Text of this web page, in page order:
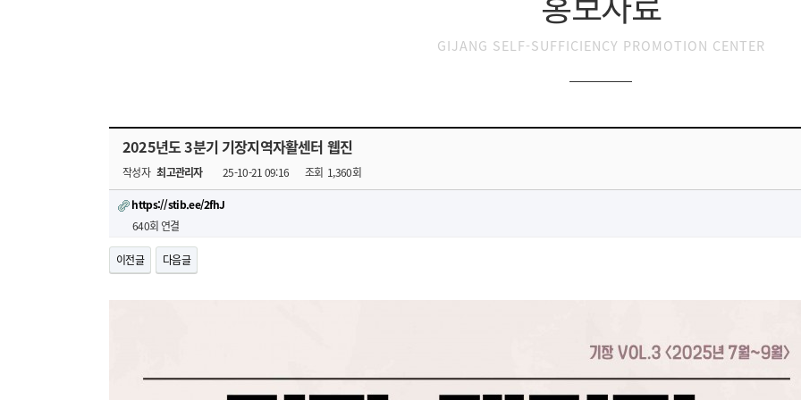
GIJANG SELF-SUFFICIENCY PROMOTION CENTER
2025년도 3분기 기장지역자활센터 웹진
작성자 최고관리자 25-10-21 09:16 조회 1,360회
https://stib.ee/2fhJ
640회 연결
이전글 다음글